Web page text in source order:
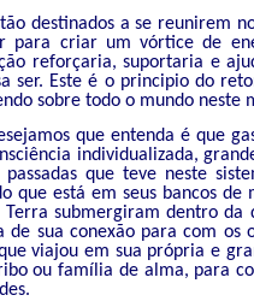
destinados a se reunirem
para criar um vórtice de
reforçaria, suportaria e
ser. Este é o principio do
sobre todo o mundo neste
que entenda é que
individualizada,
passadas que teve neste
que está em seus bancos
Terra submergiram dentro da
de sua conexão para com os
viajou em sua própria e
ou família de alma, para